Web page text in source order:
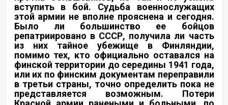
вступить в бой. Судьба военнослужащих
этой армии не вполне прояснена и сегодня.
Было ли большинство ее бойцов
репатриировано в СССР, получила ли часть
из них тайное убежище в Финляндии,
помимо тех, кто официально оставался на
финской территории до середины 1941 года,
или их по финским документам переправили
в третьи страны, точно определить пока не
представляется возможным. Потери